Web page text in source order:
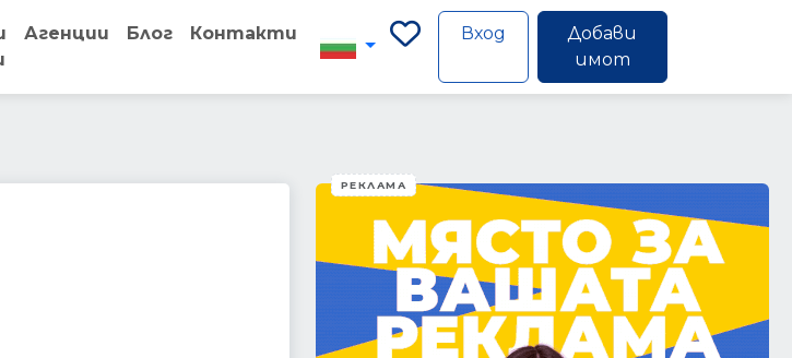
Агенции Блог Контакти Вход
Добави
имот
РЕКЛАМА